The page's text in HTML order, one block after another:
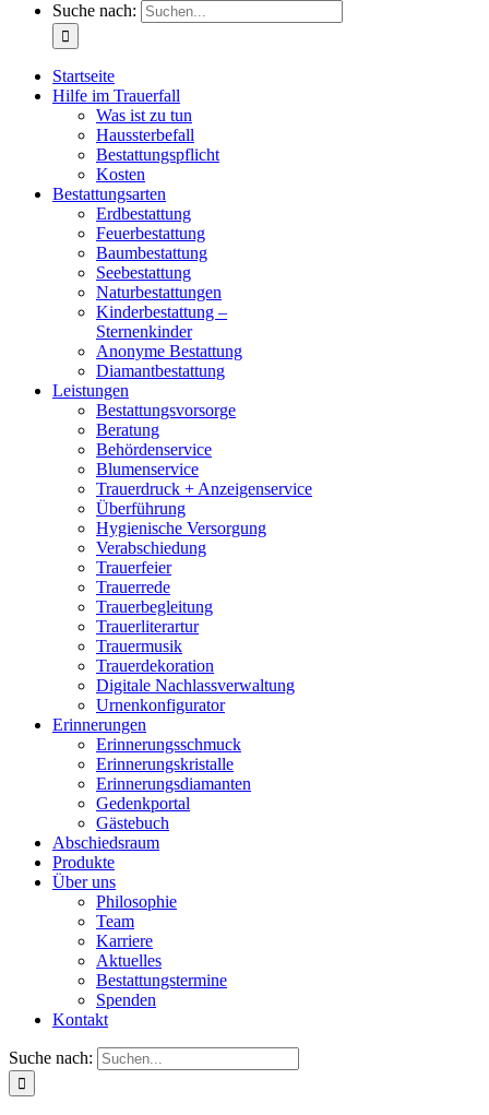
Suche nach:
Startseite
Hilfe im Trauerfall
Was ist zu tun
Haussterbefall
Bestattungspflicht
Kosten
Bestattungsarten
Erdbestattung
Feuerbestattung
Baumbestattung
Seebestattung
Naturbestattungen
Kinderbestattung –
Sternenkinder
Anonyme Bestattung
Diamantbestattung
Leistungen
Bestattungsvorsorge
Beratung
Behördenservice
Blumenservice
Trauerdruck + Anzeigenservice
Überführung
Hygienische Versorgung
Verabschiedung
Trauerfeier
Trauerrede
Trauerbegleitung
Trauerliterartur
Trauermusik
Trauerdekoration
Digitale Nachlassverwaltung
Urnenkonfigurator
Erinnerungen
Erinnerungsschmuck
Erinnerungskristalle
Erinnerungsdiamanten
Gedenkportal
Gästebuch
Abschiedsraum
Produkte
Über uns
Philosophie
Team
Karriere
Aktuelles
Bestattungstermine
Spenden
Kontakt
Suche nach: